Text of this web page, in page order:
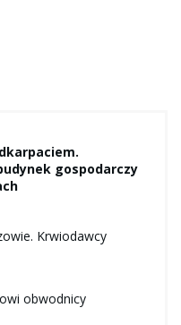
gospodarczy
Krwiodawcy
obwodnicy